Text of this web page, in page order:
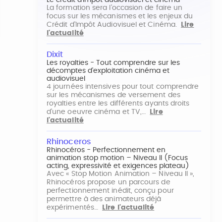
La formation sera l'occasion de faire un
focus sur les mécanismes et les enjeux du
Crédit d'Impôt Audiovisuel et Cinéma.
Lire
l'actualité
Dixit
Les royalties - Tout comprendre sur les
décomptes d'exploitation cinéma et
audiovisuel
4 journées intensives pour tout comprendre
sur les mécanismes de versement des
royalties entre les différents ayants droits
d'une oeuvre cinéma et TV,…
Lire
l'actualité
Rhinoceros
Rhinocéros - Perfectionnement en
animation stop motion – Niveau II (Focus
acting, expressivité et exigences plateau)
Avec « Stop Motion Animation – Niveau II »,
Rhinocéros propose un parcours de
perfectionnement inédit, conçu pour
permettre à des animateurs déjà
expérimentés…
Lire l'actualité